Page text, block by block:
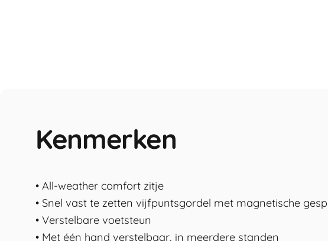
Kenmerken
• All-weather comfort zitje
• Snel vast te zetten vijfpuntsgordel met magnetische gesp
• Verstelbare voetsteun
• Met één hand verstelbaar, in meerdere standen